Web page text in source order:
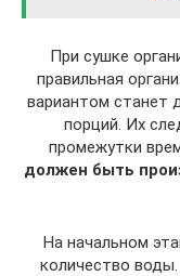
При сушке
правильная
вариантом станет
порций. Их
промежутки
должен быть
На начальном
количество